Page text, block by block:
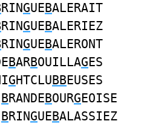
RINGUEBALERAIT
RINGUEBALERIEZ
RINGUEBALERONT
BARBOUILLAGES
GHTCLUBBEUSES
BRANDEBOURGEOISE
BRINGUEBALASSIEZ